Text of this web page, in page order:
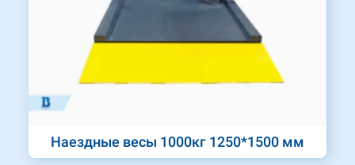
Наездные весы 1000кг 1250*1500 мм